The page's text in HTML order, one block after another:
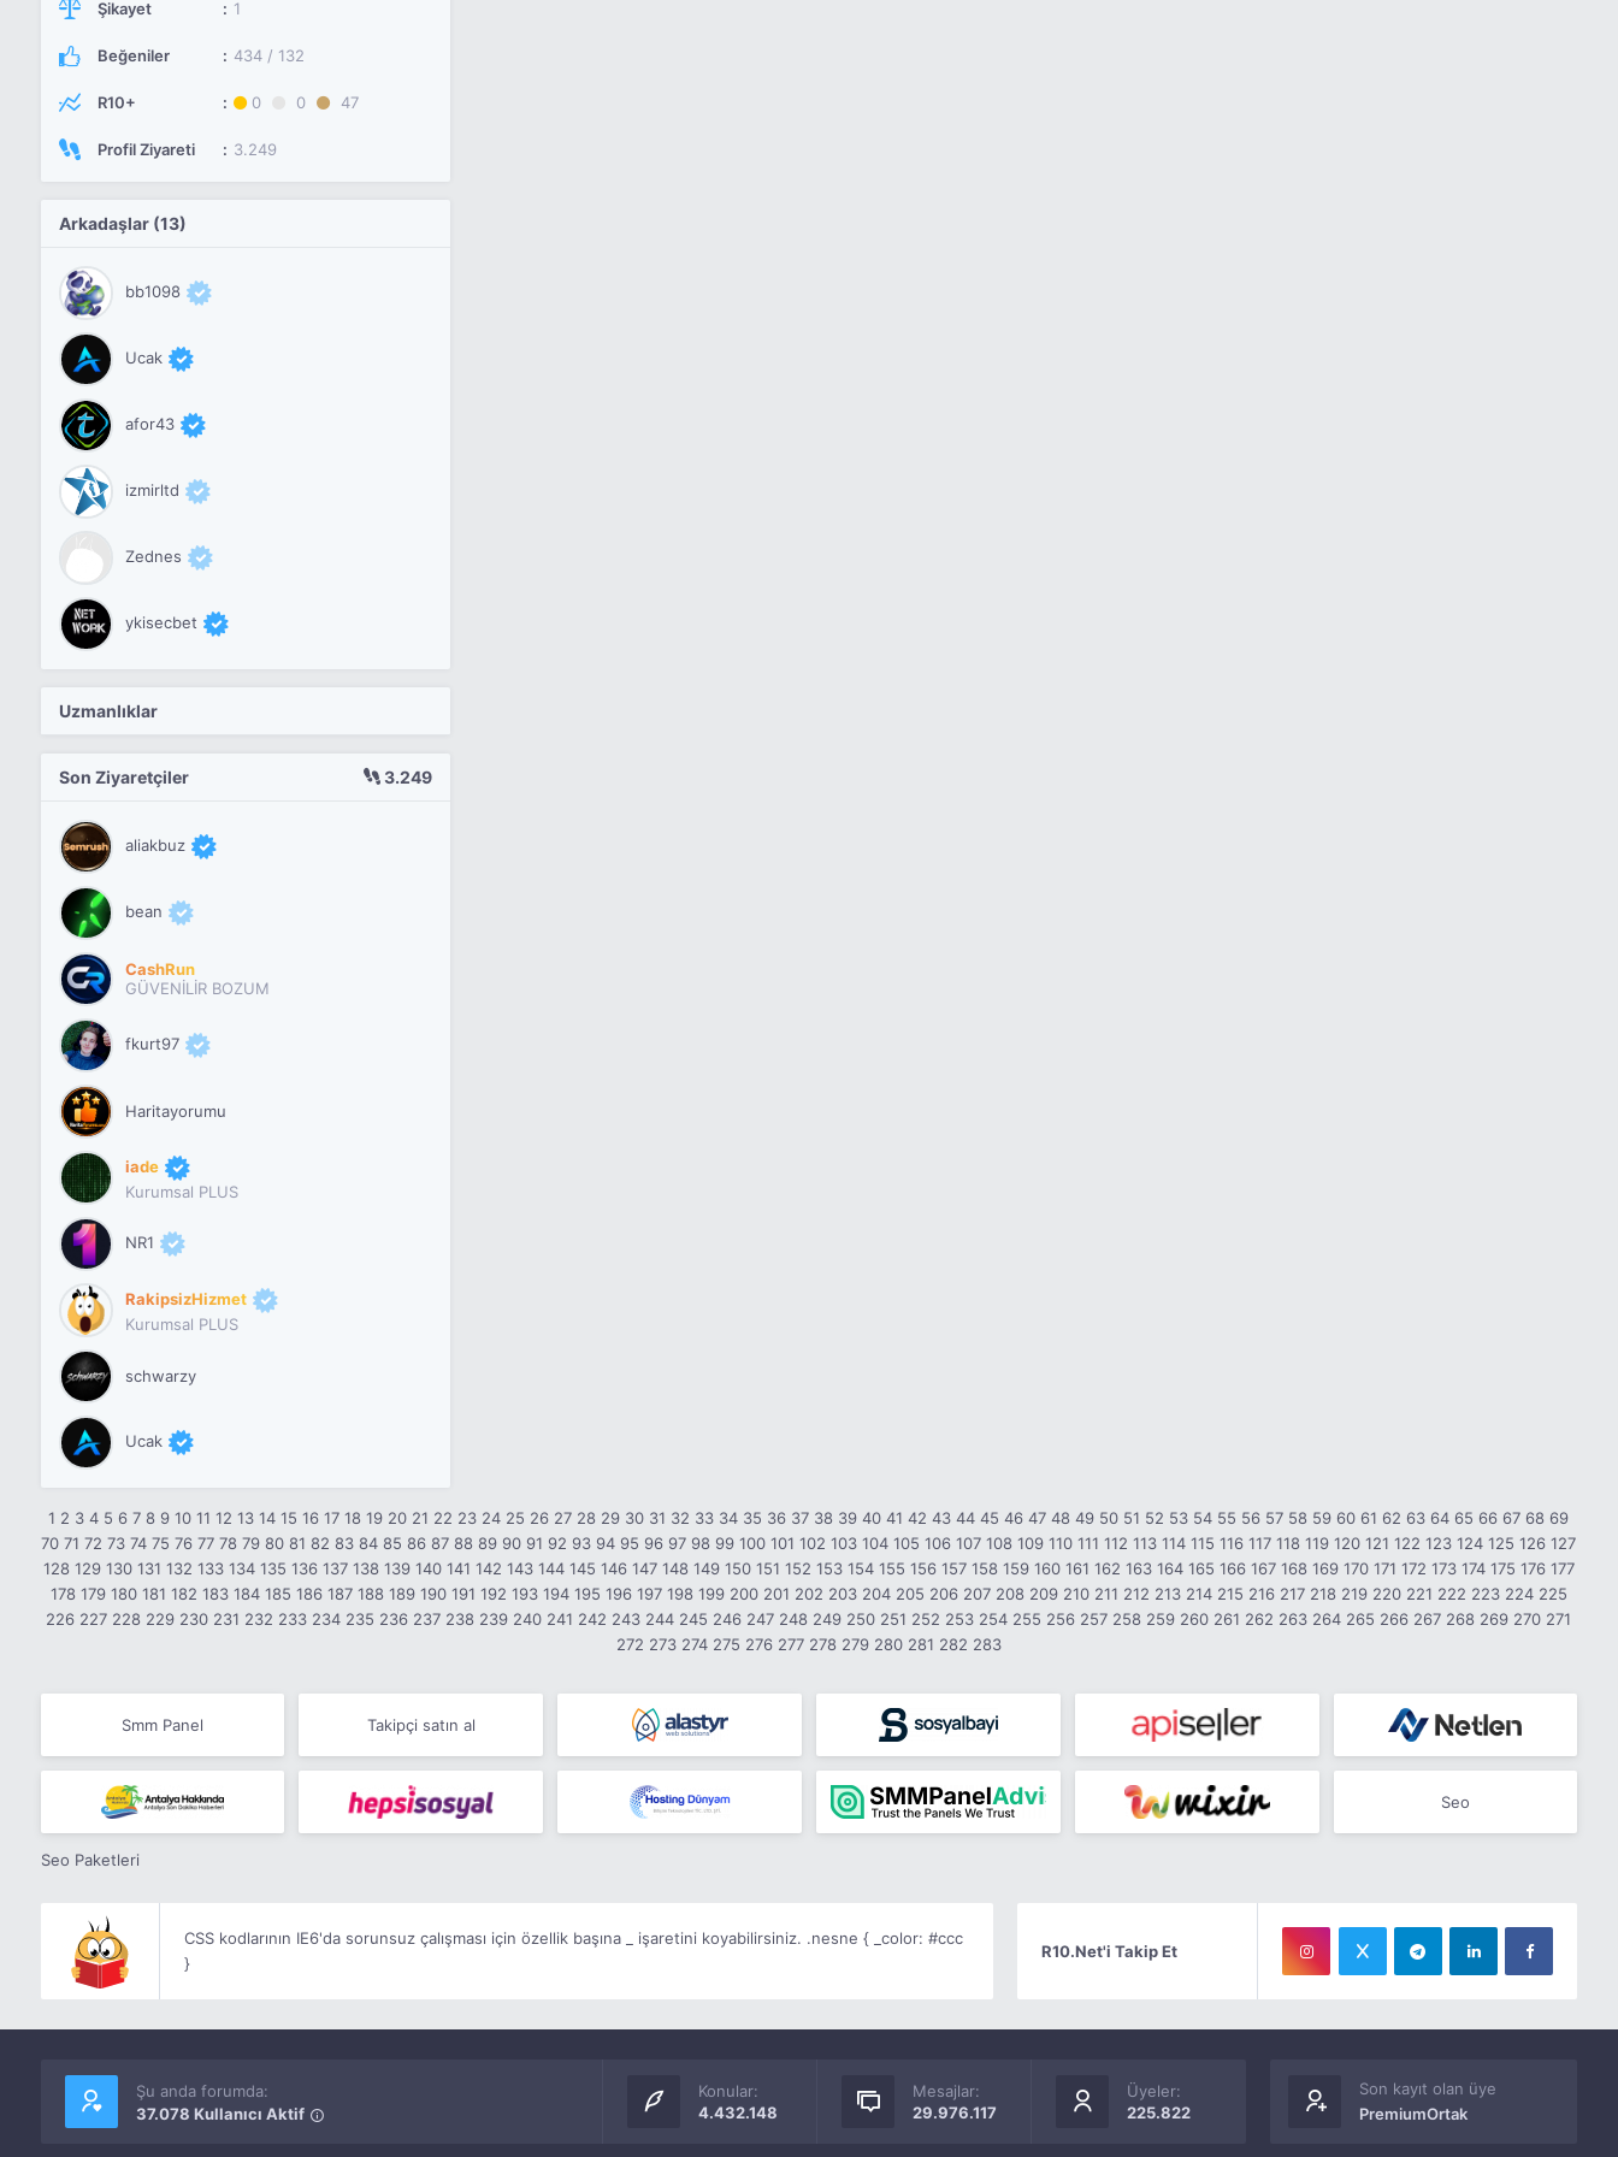
Şikayet 1
Beğeniler 434 / 132
R10+ 0 0 47
Profil Ziyareti 3.249
Arkadaşlar (13)
bb1098
Ucak
afor43
izmirltd
Zednes
ykisecbet
Uzmanlıklar
Son Ziyaretçiler 3.249
aliakbuz
bean
CashRun
GÜVENİLİR BOZUM
fkurt97
Haritayorumu
iade
Kurumsal PLUS
NR1
RakipsizHizmet
Kurumsal PLUS
schwarzy
Ucak
1 2 3 4 5 6 7 8 9 10 11 12 13 14 15 16 17 18 19 20 21 22 23 24 25 26 27 28 29 30 31 32 33 34 35 36 37 38 39 40 41 42 43 44 45 46 47 48 49 50 51 52 53 54 55 56 57 58 59 60 61 62 63 64 65 66 67 68 69
70 71 72 73 74 75 76 77 78 79 80 81 82 83 84 85 86 87 88 89 90 91 92 93 94 95 96 97 98 99 100 101 102 103 104 105 106 107 108 109 110 111 112 113 114 115 116 117 118 119 120 121 122 123 124 125 126 127
128 129 130 131 132 133 134 135 136 137 138 139 140 141 142 143 144 145 146 147 148 149 150 151 152 153 154 155 156 157 158 159 160 161 162 163 164 165 166 167 168 169 170 171 172 173 174 175 176 177
178 179 180 181 182 183 184 185 186 187 188 189 190 191 192 193 194 195 196 197 198 199 200 201 202 203 204 205 206 207 208 209 210 211 212 213 214 215 216 217 218 219 220 221 222 223 224 225
226 227 228 229 230 231 232 233 234 235 236 237 238 239 240 241 242 243 244 245 246 247 248 249 250 251 252 253 254 255 256 257 258 259 260 261 262 263 264 265 266 267 268 269 270 271
272 273 274 275 276 277 278 279 280 281 282 283
Smm Panel Takipçi satın al
Seo
Seo Paketleri
CSS kodlarının IE6'da sorunsuz çalışması için özellik başına _ işaretini koyabilirsiniz. .nesne { _color: #ccc
}
R10.Net'i Takip Et
Şu anda forumda:
37.078 Kullanıcı Aktif
Konular:
4.432.148
Mesajlar:
29.976.117
Üyeler:
225.822
Son kayıt olan üye
PremiumOrtak